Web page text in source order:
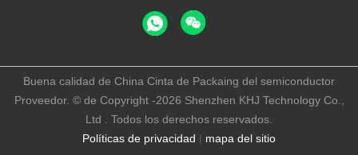
Políticas de privacidad | mapa del sitio
Buena calidad de China Cinta de Packaing del semiconductor
Proveedor. © de Copyright -2026 Shenzhen KHJ Technology Co.,
Ltd . Todos los derechos reservados.